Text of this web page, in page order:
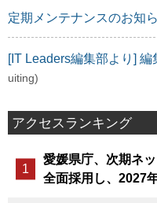
定期メンテナンスのお知
[IT Leaders編集部より]
uiting)
アクセスランキング
愛媛県庁、次期ネ
全面採用し、2027